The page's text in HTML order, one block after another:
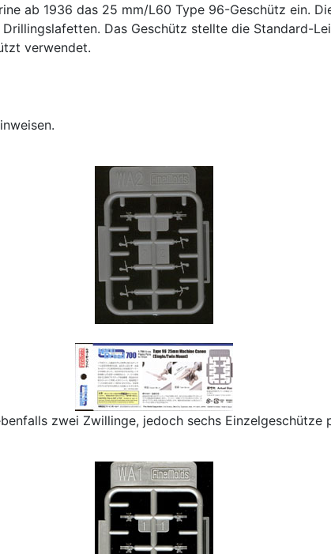
ab 1936 das 25 mm/L60 Type 96-Geschütz ein.
Das Geschütz stellte die Standard-
verwendet.
zwei Zwillinge, jedoch sechs Einzelgeschütze